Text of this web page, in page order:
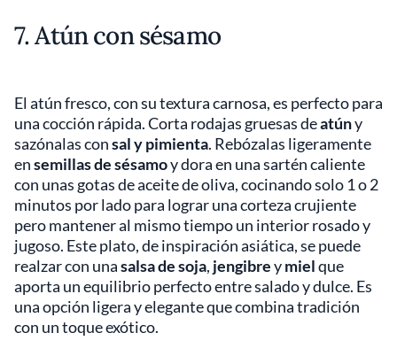
7. Atún con sésamo
El atún fresco, con su textura carnosa, es perfecto para
una cocción rápida. Corta rodajas gruesas deatúny
sazónalas consal y pimienta. Rebózalas ligeramente
ensemillas de sésamoy dora en una sartén caliente
con unas gotas de aceite de oliva, cocinando solo 1 o 2
minutos por lado para lograr una corteza crujiente
pero mantener al mismo tiempo un interior rosado y
jugoso. Este plato, de inspiración asiática, se puede
realzar con unasalsa de soja, jengibreymielque
aporta un equilibrio perfecto entre salado y dulce. Es
una opción ligera y elegante que combina tradición
con un toque exótico.